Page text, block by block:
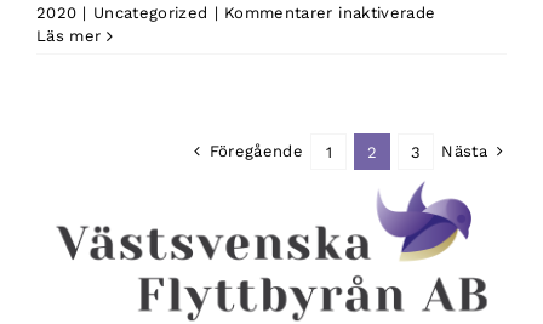
2020 | Uncategorized | Kommentarer inaktiverade
Läs mer
Föregående 1 2 3 Nästa